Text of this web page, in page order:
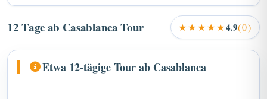
12 Tage ab Casablanca Tour ★★★★★4.9(0)
Etwa 12-tägige Tour ab Casablanca